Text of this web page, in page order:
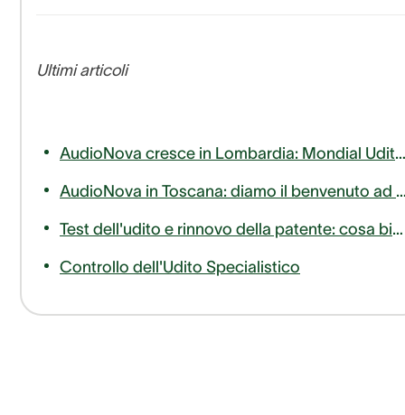
Ultimi articoli
AudioNova cresce in Lombardia: Mondial Udito entra a far parte del nostro gruppo!
AudioNova in Toscana: diamo il benvenuto ad
Test dell'udito e rinnovo della patente: cosa bisogna sapere
Controllo dell'Udito Specialistico